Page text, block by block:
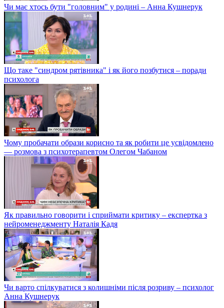
Чи має хтось бути "головним" у родині – Анна Кушнерук
Що таке "синдром рятівника" і як його позбутися – поради
психолога
Чому пробачати образи корисно та як робити це усвідомлено
— розмова з психотерапевтом Олегом Чабаном
Як правильно говорити і сприймати критику – експертка з
нейроменеджменту Наталія Кадя
Чи варто спілкуватися з колишніми після розриву – психолог
Анна Кушнерук